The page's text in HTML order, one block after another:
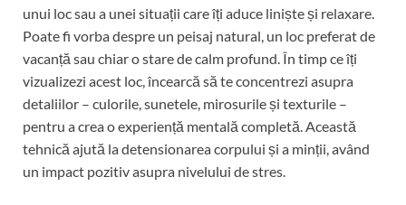
unui loc sau a unei situații care îți aduce liniște și relaxare.
Poate fi vorba despre un peisaj natural, un loc preferat de
vacanță sau chiar o stare de calm profund. În timp ce îți
vizualizezi acest loc, încearcă să te concentrezi asupra
detaliilor – culorile, sunetele, mirosurile și texturile –
pentru a crea o experiență mentală completă. Această
tehnică ajută la detensionarea corpului și a minții, având
un impact pozitiv asupra nivelului de stres.